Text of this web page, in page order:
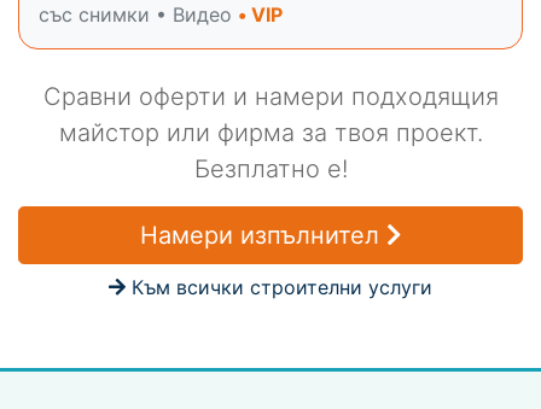
със снимки • Видео • VIP
Сравни оферти и намери подходящия
майстор или фирма за твоя проект.
Безплатно е!
Намери изпълнител
Към всички строителни услуги